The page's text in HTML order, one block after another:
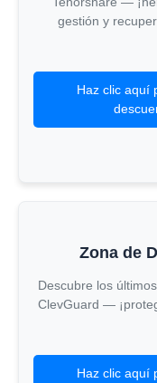
gestión y
Haz clic aquí
Zona de
Descubre los
ClevGuard —
Haz clic aquí